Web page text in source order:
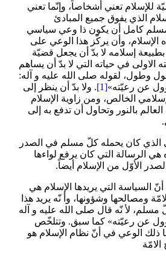
للإسلام تعني أشخاصاً، وإنّما تعني
الذي يفوق جميع المبادئ
مسلم كامل أن يكون ذا وعي سياسي
الإسلام، وأن يركّز هذا الوعي على
بطبيعة إسلامه لا بدّ أن يجعل قضيّة
الاولى في حياته التي لا بدّ أن يساهم
وطول، لقوله صلى الله عليه و آله:
عن رعيّته»[1]
. ولا بدّ أن ينظر إلى
الخالص، ومن زاوية الإسلام
بالنور وتحاول أن تدفع به إلى
الذي كان يحمله كلّ مسلم في الصدر
هي الرسالة التي كان يرفع لواءها
الأوّل من الإسلام أيضاً.
السياسة التي يريدها الإسلام هي
ومصالحها وشؤونها، وأ نّه يريد هذا
لأ نّه قال صلى الله عليه و آله
عن رعيّته» كما سبق. وتتلخّص
ذلك الوعي في أنّ نظام الإسلام هو